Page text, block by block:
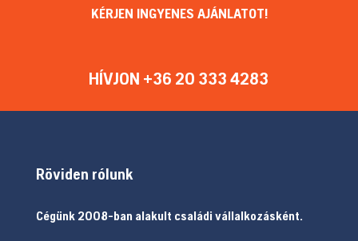
KÉRJEN INGYENES AJÁNLATOT!
HÍVJON +36 20 333 4283
Röviden rólunk
Cégünk 2008-ban alakult családi vállalkozásként.